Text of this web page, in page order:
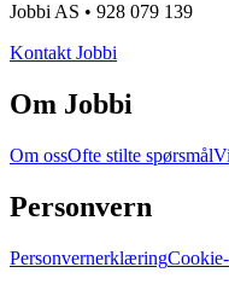
Jobbi AS • 928 079 139
Kontakt Jobbi
Om Jobbi
Om ossOfte stilte spørsmål
Personvern
Personvernerklæring